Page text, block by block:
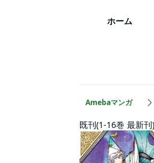
ホーム
Amebaマンガ
既刊(1-16巻 最新刊)